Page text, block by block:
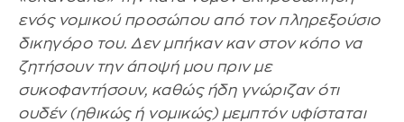
ενός νομικού προσώπου από τον πληρεξούσιο
δικηγόρο του. Δεν μπήκαν καν στον κόπο να
ζητήσουν την άποψή μου πριν με
συκοφαντήσουν, καθώς ήδη γνώριζαν ότι
ουδέν (ηθικώς ή νομικώς) μεμπτόν υφίσταται